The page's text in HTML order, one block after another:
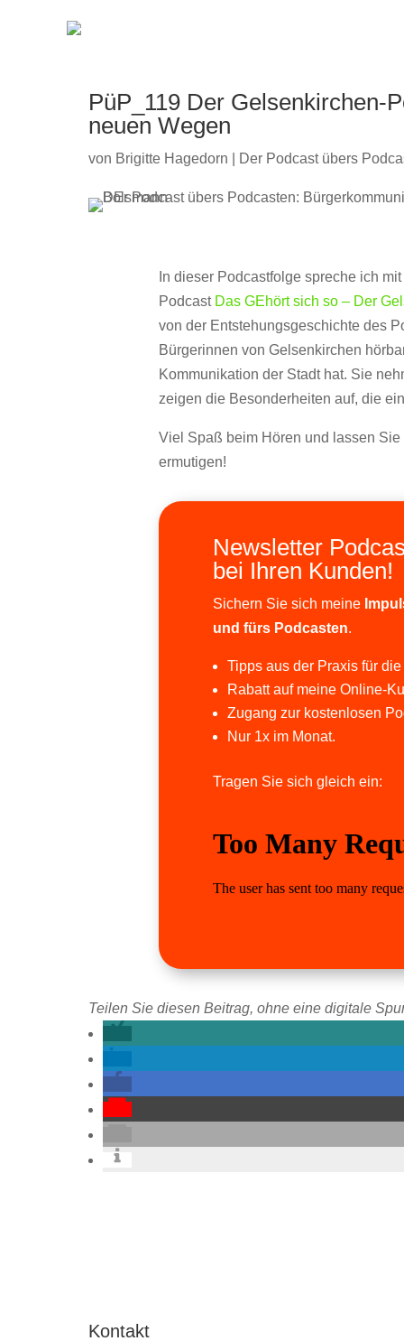
PüP_119 Der Gelsenkirchen-
neuen Wegen
von Brigitte Hagedorn Der Podcast übers
In dieser Podcastfolge spreche ich
Podcast Das GEhört sich so – Der
von der Entstehungsgeschichte des
Bürgerinnen von Gelsenkirchen
Kommunikation der Stadt hat. Sie
zeigen die Besonderheiten auf, die
Viel Spaß beim Hören und lassen
ermutigen!
Newsletter
bei Ihren Kunden!
Sichern Sie sich meine
und fürs Podcasten.
Tipps aus der Praxis für
Rabatt auf meine Online-
Zugang zur kostenlosen
Nur 1x im Monat.
Tragen Sie sich gleich ein:
Teilen Sie diesen Beitrag, ohne eine digitale
Kontakt